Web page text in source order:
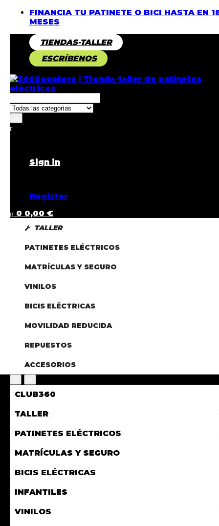
FINANCIA TU PATINETE O BICI HASTA EN
MESES
TIENDAS-TALLER
ESCRÍBENOS
Sign in
Register
0 0,00 €
TALLER
PATINETES ELÉCTRICOS
MATRÍCULAS Y SEGURO
VINILOS
BICIS ELÉCTRICAS
MOVILIDAD REDUCIDA
REPUESTOS
ACCESORIOS
CLUB360
TALLER
PATINETES ELÉCTRICOS
MATRÍCULAS Y SEGURO
BICIS ELÉCTRICAS
INFANTILES
VINILOS